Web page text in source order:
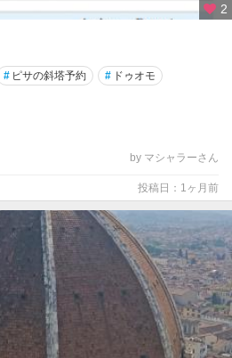
2
# ピサの斜塔予約 # ドゥオモ
by マシャラーさん
投稿日：1ヶ月前